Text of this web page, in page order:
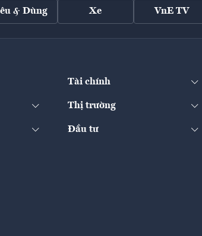
& Dùng Xe VnE TV
Tài chính
Thị trường
Đầu tư